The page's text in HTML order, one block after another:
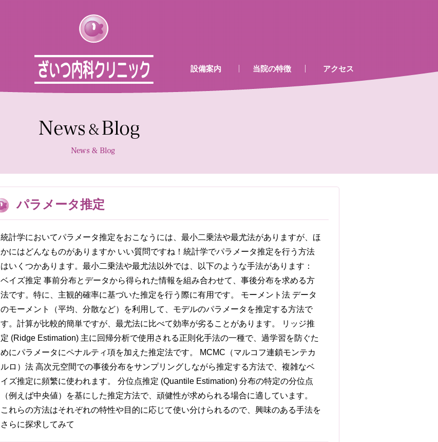
設備案内
待合
診察室、処置室
採血機器
エコー
レントゲン室心電図
当院の特徴
検査及び病名一覧
アクセス
パラメータ推定
統計学においてパラメータ推定をおこなうには、最小二乗法や最尤法がありますが、ほ
かにはどんなものがありますか いい質問ですね！統計学でパラメータ推定を行う方法
はいくつかあります。最小二乗法や最尤法以外では、以下のような手法があります：
ベイズ推定 事前分布とデータから得られた情報を組み合わせて、事後分布を求める方
法です。特に、主観的確率に基づいた推定を行う際に有用です。 モーメント法 データ
のモーメント（平均、分散など）を利用して、モデルのパラメータを推定する方法で
す。計算が比較的簡単ですが、最尤法に比べて効率が劣ることがあります。 リッジ推
定 (Ridge Estimation) 主に回帰分析で使用される正則化手法の一種で、過学習を防ぐた
めにパラメータにペナルティ項を加えた推定法です。 MCMC（マルコフ連鎖モンテカ
ルロ）法 高次元空間での事後分布をサンプリングしながら推定する方法で、複雑なベ
イズ推定に頻繁に使われます。 分位点推定 (Quantile Estimation) 分布の特定の分位点
（例えば中央値）を基にした推定方法で、頑健性が求められる場合に適しています。
これらの方法はそれぞれの特性や目的に応じて使い分けられるので、興味のある手法を
さらに探求してみて